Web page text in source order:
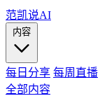
范凯说AI
每日分享 每周直播
全部内容